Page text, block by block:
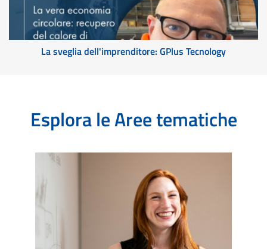
La sveglia dell'imprenditore: GPlus Tecnology
Esplora le Aree tematiche